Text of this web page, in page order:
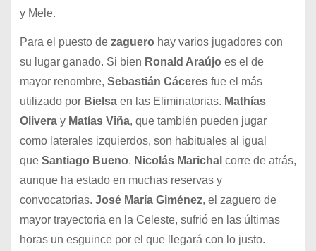
y Mele.
Para el puesto de zaguero hay varios jugadores con
su lugar ganado. Si bien Ronald Araújo es el de
mayor renombre, Sebastián Cáceresfue el más
utilizado por Bielsa en las Eliminatorias. Mathías
Oliveray Matías Viña, que también pueden jugar
como laterales izquierdos, son habituales al igual
queSantiago Bueno. Nicolás Marichal corre de atrás,
aunque ha estado en muchas reservas y
convocatorias. José María Giménez, el zaguero de
mayor trayectoria en la Celeste, sufrió en las últimas
horas un esguince por el que llegará con lo justo.